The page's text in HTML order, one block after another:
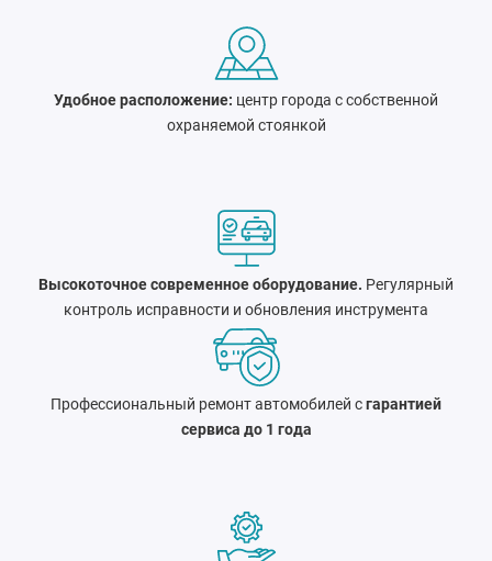
Удобное расположение: центр города c собственной
охраняемой стоянкой
Высокоточное современное оборудование. Регулярный
контроль исправности и обновления инструмента
Профессиональный ремонт автомобилей сгарантией
сервиса до 1 года